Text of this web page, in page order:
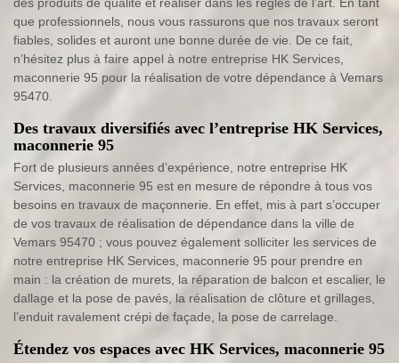
des produits de qualité et réaliser dans les règles de l’art. En tant
que professionnels, nous vous rassurons que nos travaux seront
fiables, solides et auront une bonne durée de vie. De ce fait,
n’hésitez plus à faire appel à notre entreprise HK Services,
maconnerie 95 pour la réalisation de votre dépendance à Vemars
95470.
Des travaux diversifiés avec l’entreprise HK Services,
maconnerie 95
Fort de plusieurs années d’expérience, notre entreprise HK
Services, maconnerie 95 est en mesure de répondre à tous vos
besoins en travaux de maçonnerie. En effet, mis à part s’occuper
de vos travaux de réalisation de dépendance dans la ville de
Vemars 95470 ; vous pouvez également solliciter les services de
notre entreprise HK Services, maconnerie 95 pour prendre en
main : la création de murets, la réparation de balcon et escalier, le
dallage et la pose de pavés, la réalisation de clôture et grillages,
l’enduit ravalement crépi de façade, la pose de carrelage.
Étendez vos espaces avec HK Services, maconnerie 95